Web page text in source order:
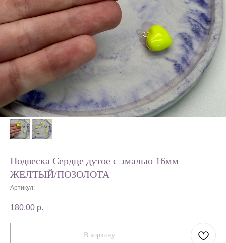
Подвеска Сердце дутое с эмалью 16мм
ЖЕЛТЫЙ/ПОЗОЛОТА
Артикул:
180,00 р.
В корзину